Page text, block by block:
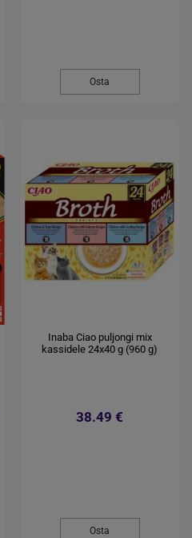
Osta
Inaba Ciao puljongi mix
kassidele 24x40 g (960 g)
38.49 €
Osta